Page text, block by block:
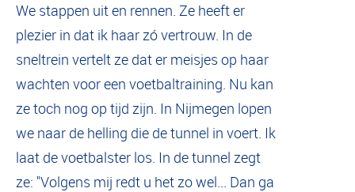
We stappen uit en rennen. Ze heeft er
plezier in dat ik haar zó vertrouw. In de
sneltrein vertelt ze dat er meisjes op haar
wachten voor een voetbaltraining. Nu kan
ze toch nog op tijd zijn. In Nijmegen lopen
we naar de helling die de tunnel in voert. Ik
laat de voetbalster los. In de tunnel zegt
ze: "Volgens mij redt u het zo wel... Dan ga